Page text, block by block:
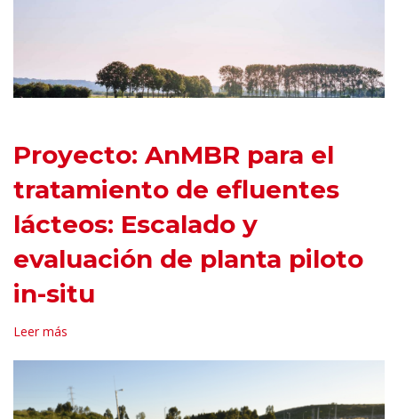
Proyecto: AnMBR para el
tratamiento de efluentes
lácteos: Escalado y
evaluación de planta piloto
in-situ
Leer más